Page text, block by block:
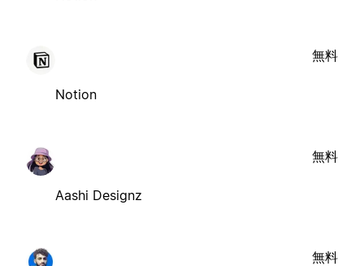
Notion
無料
Aashi Designz
無料
無料